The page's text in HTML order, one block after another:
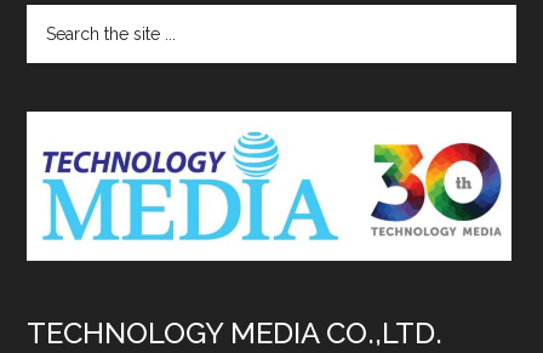
the
TECHNOLOGY MEDIA CO.,LTD.